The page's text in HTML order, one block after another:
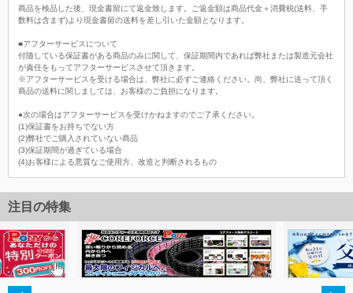
商品を検品した後、現金書留にて返金致します。ご返金額は商品代金＋消費税(送料、手
数料は含まず)より現金書留の送料を差し引いた金額となります。
■アフターサービスについて
付随している保証書がある商品のみに関して、保証期間内であれば弊社または製造元会社
が責任をもってアフターサービスさせて頂きます。
※アフターサービスを受ける場合は、弊社に必ずご連絡ください。尚、弊社に送って頂く
商品の送料に関しましては、お客様のご負担になります。
●次の場合はアフターサービスを受けかねますのでご了承ください。
(1)保証書をお持ちでない方
(2)弊社でご購入されていない商品
(3)保証期間が過ぎている場合
(4)お客様による悪質なご使用方、改造と判断されるもの
注目の特集